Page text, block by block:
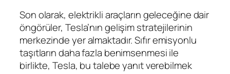
Son olarak, elektrikli araçların geleceğine dair
öngörüler, Tesla’nın gelişim stratejilerinin
merkezinde yer almaktadır. Sıfır emisyonlu
taşıtların daha fazla benimsenmesi ile
birlikte, Tesla, bu talebe yanıt verebilmek